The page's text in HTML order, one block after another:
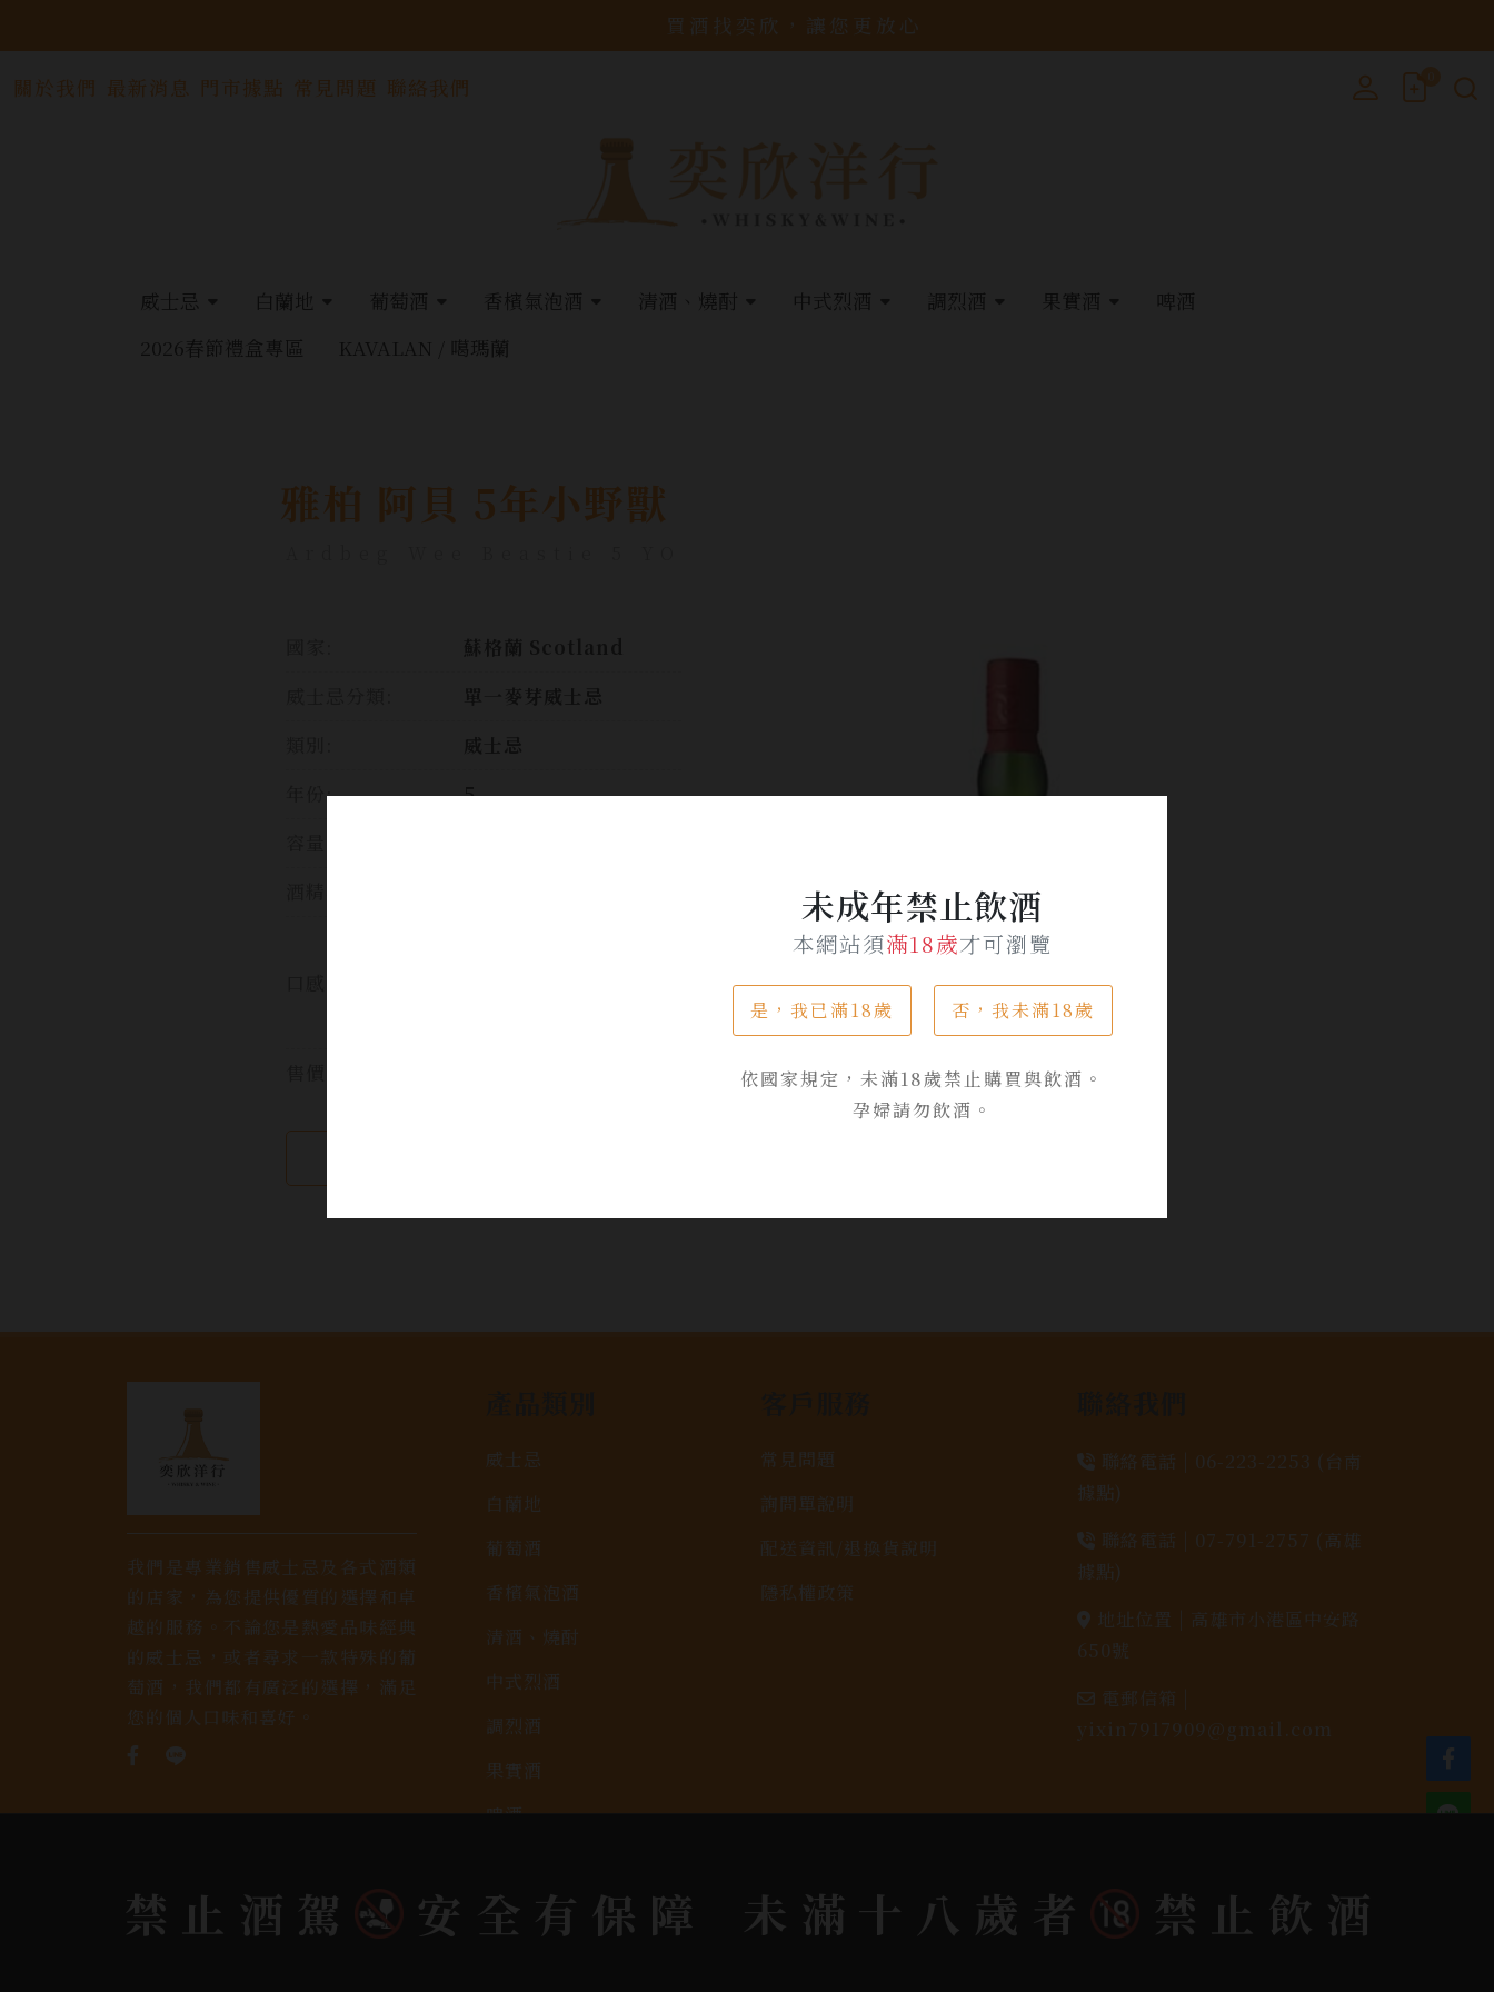
未成年禁止飲酒
本網站須滿18歲才可瀏覽
是，我已滿18歲 否，我未滿18歲
依國家規定，未滿18歲禁止購買與飲酒。
孕婦請勿飲酒。
買酒找奕欣，讓您更放心
關於我們 最新消息 門市據點 常見問題 聯絡我們
威士忌 白蘭地 葡萄酒 香檳氣泡酒 清酒、燒酎 中式烈酒 調烈酒 果實酒
啤酒
2026春節禮盒專區
KAVALAN / 噶瑪蘭
雅柏 阿貝 5年小野獸
年份:
5
我們是專業銷售威士忌及各式酒類
的店家，為您提供優質的選擇和卓
越的服務。不論您是熱愛品味經典
的威士忌，或者尋求一款特殊的葡
萄酒，我們都有廣泛的選擇，滿足
您的個人口味和喜好。
威士忌
白蘭地
葡萄酒
香檳氣泡酒
清酒、燒酎
中式烈酒
調烈酒
果實酒
啤酒
KAVALAN / 噶瑪蘭
常見問題
詢問單說明
配送資訊/退換貨說明
隱私權政策
聯絡電話 | 06-223-2253 (台南
據點)
聯絡電話 | 07-791-2757 (高雄
據點)
地址位置 | 高雄市小港區中安路
650號
電郵信箱 |
yixin7917909@gmail.com
禁止酒駕 安全有保障 未滿十八歲者 禁止飲酒